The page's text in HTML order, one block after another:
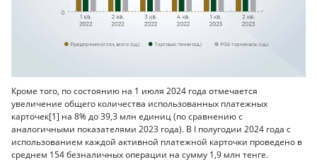
Кроме того, по состоянию на 1 июля 2024 года отмечается
увеличение общего количества использованных платежных
карточек[1] на 8% до 39,3 млн единиц (по сравнению с
аналогичными показателями 2023 года). В I полугодии 2024 года с
использованием каждой активной платежной карточки проведено в
среднем 154 безналичных операции на сумму 1,9 млн тенге.